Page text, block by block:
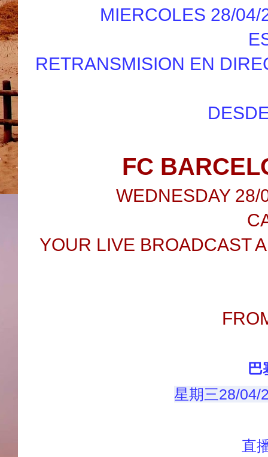
MIERCOLES 28/
RETRANSMISION EN
FC
WEDNESDAY
YOUR LIVE BROADCAST
星期三28/04/
直